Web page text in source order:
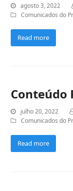
agosto 3, 2022
Comunicados do
Read more
Conteúdo
julho 20, 2022
Comunicados do
Read more